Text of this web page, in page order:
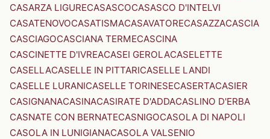
CASARZA LIGURECASASCOCASASCO D'INTELVI
CASATENOVOCASATISMACASAVATORECASAZZACASCIA
CASCIAGOCASCIANA TERMECASCINA
CASCINETTE D'IVREACASEI GEROLACASELETTE
CASELLACASELLE IN PITTARICASELLE LANDI
CASELLE LURANICASELLE TORINESECASERTACASIER
CASIGNANACASINACASIRATE D'ADDACASLINO D'ERBA
CASNATE CON BERNATECASNIGOCASOLA DI NAPOLI
CASOLA IN LUNIGIANACASOLA VALSENIO